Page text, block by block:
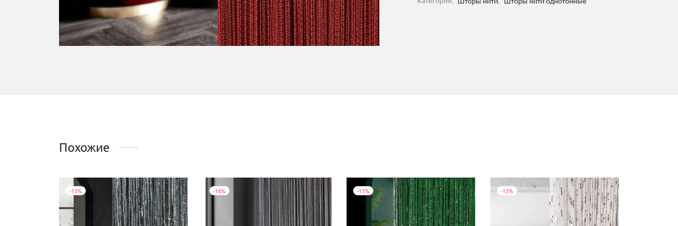
Похожие
-13% -16% -13% -13%